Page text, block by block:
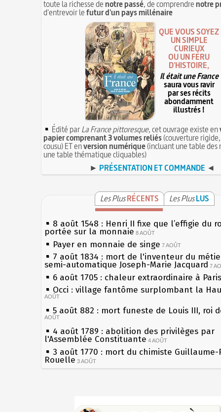
toute la richesse denotre passé, de comprendrenotre
d'entrevoir lefutur d'un pays millénaire
QUE VOUS SOYEZ
UN SIMPLE
CURIEUX
OU UN FÉRU
D'HISTOIRE,
Il était une France
saura vous ravir
par ses récits
abondamment
illustrés !
Édité parLa France pittoresque, cet ouvrage existe en
papier comprenant 3 volumes reliés(couverture
cousu) ET enversion numérique(incluant une table des
une table thématique cliquables)
► PRÉSENTATION ET COMMANDE ◄
Les PlusRÉCENTS Les PlusLUS
8 août 1548 : Henri II fixe que l’effigie du
portée sur la monnaie 8 AOÛT
Payer en monnaie de singe 7 AOÛT
7 août 1834 : mort de l'inventeur du
semi-automatique Joseph-Marie Jacquard 7
6 août 1705 : chaleur extraordinaire à Paris
Occi : village fantôme surplombant la
AOÛT
5 août 882 : mort funeste de Louis III, roi
AOÛT
4 août 1789 : abolition des privilèges par
l'Assemblée Constituante 4 AOÛT
3 août 1770 : mort du chimiste Guillaume-
Rouelle 3 AOÛT
Musée Jean de La Fontaine : réouverture
les siècles